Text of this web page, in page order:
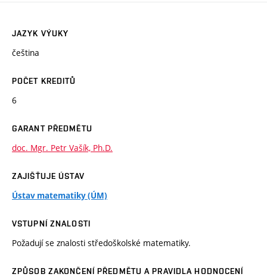
JAZYK VÝUKY
čeština
POČET KREDITŮ
6
GARANT PŘEDMĚTU
doc. Mgr. Petr Vašík, Ph.D.
ZAJIŠŤUJE ÚSTAV
Ústav matematiky (ÚM)
VSTUPNÍ ZNALOSTI
Požadují se znalosti středoškolské matematiky.
ZPŮSOB ZAKONČENÍ PŘEDMĚTU A PRAVIDLA HODNOCENÍ